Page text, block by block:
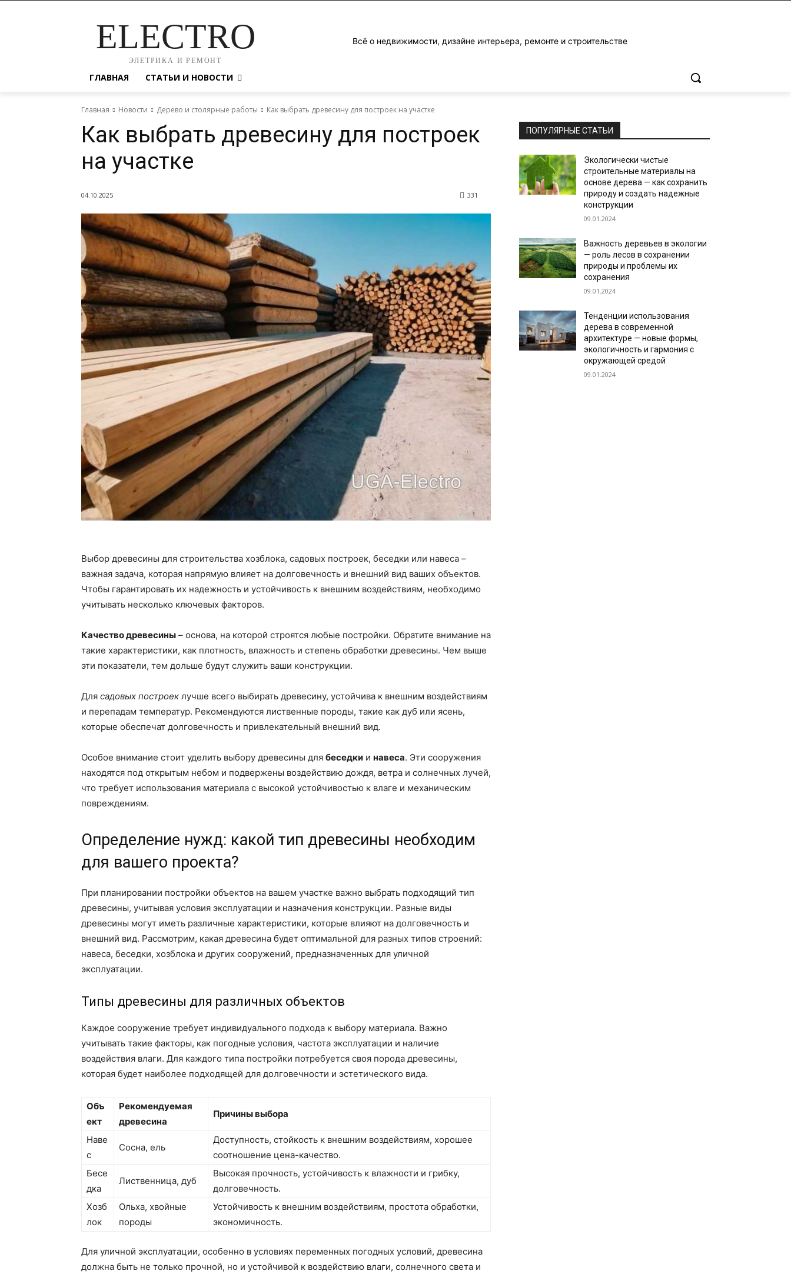
ELECTRO
ЭЛЕТРИКА И РЕМОНТ
Всё о недвижимости, дизайне интерьера, ремонте и строительстве
ГЛАВНАЯ СТАТЬИ И НОВОСТИ
Главная Новости Дерево и столярные работы Как выбрать древесину для построек на участке
Как выбрать древесину для построек
на участке
04.10.2025 331
Выбор древесины для строительства хозблока, садовых построек, беседки или навеса –
важная задача, которая напрямую влияет на долговечность и внешний вид ваших объектов.
Чтобы гарантировать их надежность и устойчивость к внешним воздействиям, необходимо
учитывать несколько ключевых факторов.
Качество древесины – основа, на которой строятся любые постройки. Обратите внимание на
такие характеристики, как плотность, влажность и степень обработки древесины. Чем выше
эти показатели, тем дольше будут служить ваши конструкции.
Для садовых построек лучше всего выбирать древесину, устойчива к внешним воздействиям
и перепадам температур. Рекомендуются лиственные породы, такие как дуб или ясень,
которые обеспечат долговечность и привлекательный внешний вид.
Особое внимание стоит уделить выбору древесины для беседки и навеса. Эти сооружения
находятся под открытым небом и подвержены воздействию дождя, ветра и солнечных лучей,
что требует использования материала с высокой устойчивостью к влаге и механическим
повреждениям.
Определение нужд: какой тип древесины необходим
для вашего проекта?
При планировании постройки объектов на вашем участке важно выбрать подходящий тип
древесины, учитывая условия эксплуатации и назначения конструкции. Разные виды
древесины могут иметь различные характеристики, которые влияют на долговечность и
внешний вид. Рассмотрим, какая древесина будет оптимальной для разных типов строений:
навеса, беседки, хозблока и других сооружений, предназначенных для уличной
эксплуатации.
Типы древесины для различных объектов
Каждое сооружение требует индивидуального подхода к выбору материала. Важно
учитывать такие факторы, как погодные условия, частота эксплуатации и наличие
воздействия влаги. Для каждого типа постройки потребуется своя порода древесины,
которая будет наиболее подходящей для долговечности и эстетического вида.
Объ
ект
Рекомендуемая
древесина
Причины выбора
Наве
с
Сосна, ель
Доступность, стойкость к внешним воздействиям, хорошее
соотношение цена-качество.
Бесе
дка
Лиственница, дуб
Высокая прочность, устойчивость к влажности и грибку,
долговечность.
Хозб
лок
Ольха, хвойные
породы
Устойчивость к внешним воздействиям, простота обработки,
экономичность.
Для уличной эксплуатации, особенно в условиях переменных погодных условий, древесина
должна быть не только прочной, но и устойчивой к воздействию влаги, солнечного света и
ПОПУЛЯРНЫЕ СТАТЬИ
Экологически чистые
строительные материалы на
основе дерева — как сохранить
природу и создать надежные
конструкции
09.01.2024
Важность деревьев в экологии
— роль лесов в сохранении
природы и проблемы их
сохранения
09.01.2024
Тенденции использования
дерева в современной
архитектуре — новые формы,
экологичность и гармония с
окружающей средой
09.01.2024